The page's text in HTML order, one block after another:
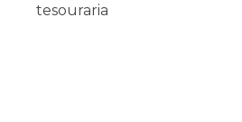
tesouraria